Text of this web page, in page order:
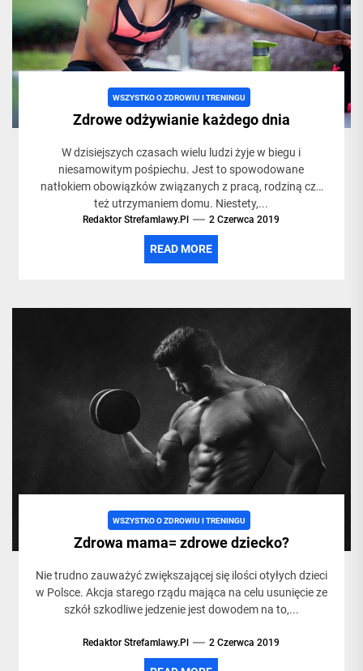
życia,
siłowni
i
treningach
WSZYSTKO O ZDROWIU I TRENINGU
Zdrowe odżywianie każdego dnia
W dzisiejszych czasach wielu ludzi żyje w biegu i
niesamowitym pośpiechu. Jest to spowodowane
natłokiem obowiązków związanych z pracą, rodziną czy
też utrzymaniem domu. Niestety,...
Redaktor Strefamlawy.pl 2 Czerwca 2019
READ MORE
WSZYSTKO O ZDROWIU I TRENINGU
Zdrowa mama= zdrowe dziecko?
Nie trudno zauważyć zwiększającej się ilości otyłych dzieci
w Polsce. Akcja starego rządu mająca na celu usunięcie ze
szkół szkodliwe jedzenie jest dowodem na to,...
Redaktor Strefamlawy.pl 2 Czerwca 2019